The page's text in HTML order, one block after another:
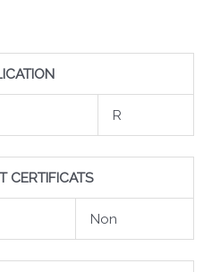
R
CERTIFICATS
Non